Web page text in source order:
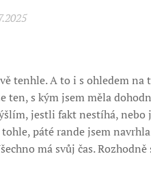
tenhle. A to i s ohledem na
s kým jsem měla
jestli fakt nestíhá,
páté rande jsem
má svůj čas.